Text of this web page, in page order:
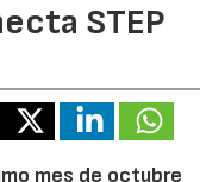
STEP
mes de octubre